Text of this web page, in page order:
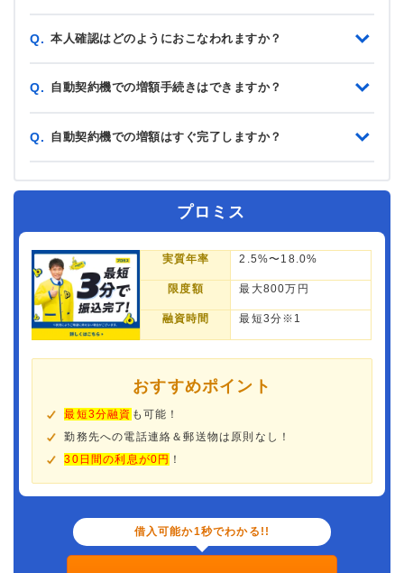
Q. 本人確認はどのようにおこなわれますか？
Q. 自動契約機での増額手続きはできますか？
Q. 自動契約機での増額はすぐ完了しますか？
プロミス
実質年率 2.5%〜18.0%
限度額 最大800万円
融資時間 最短3分※1
おすすめポイント
最短3分融資 も可能！
勤務先への電話連絡＆郵送物は原則なし！
30日間の利息が0円 ！
借入可能か1秒でわかる!!